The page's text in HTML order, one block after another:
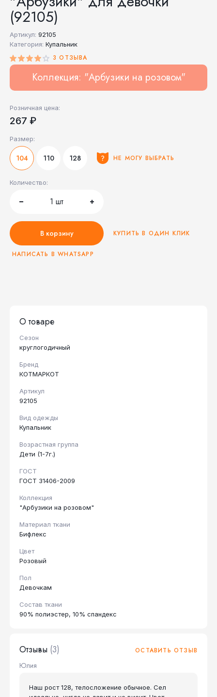
(92105)
Артикул: 92105
Категория: Купальник
3 ОТЗЫВА
Коллекция: "Арбузики на розовом"
Розничная цена:
267 ₽
Размер:
104 110 128 НЕ МОГУ ВЫБРАТЬ
Количество:
1 шт
В корзину КУПИТЬ В ОДИН КЛИК
НАПИСАТЬ В WHATSAPP
О товаре
Сезон
круглогодичный
Бренд
КОТМАРКОТ
Артикул
92105
Вид одежды
Купальник
Возрастная группа
Дети (1-7г.)
ГОСТ
ГОСТ 31406-2009
Коллекция
"Арбузики на розовом"
Материал ткани
Бифлекс
Цвет
Розовый
Пол
Девочкам
Состав ткани
90% полиэстер, 10% спандекс
Отзывы (3) ОСТАВИТЬ ОТЗЫВ
Юлия
Наш рост 128, телосложение обычное. Сел